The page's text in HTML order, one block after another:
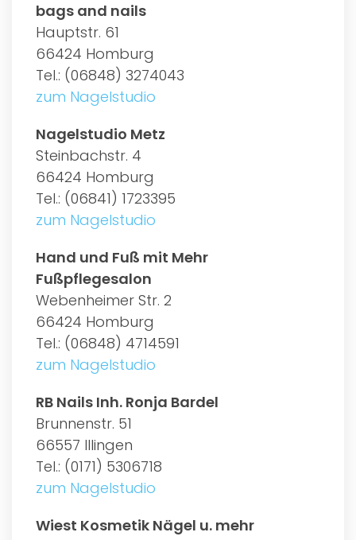
bags and nails
Hauptstr. 61
66424 Homburg
Tel.: (06848) 3274043
zum Nagelstudio
Nagelstudio Metz
Steinbachstr. 4
66424 Homburg
Tel.: (06841) 1723395
zum Nagelstudio
Hand und Fuß mit Mehr
Fußpflegesalon
Webenheimer Str. 2
66424 Homburg
Tel.: (06848) 4714591
zum Nagelstudio
RB Nails Inh. Ronja Bardel
Brunnenstr. 51
66557 Illingen
Tel.: (0171) 5306718
zum Nagelstudio
Wiest Kosmetik Nägel u. mehr